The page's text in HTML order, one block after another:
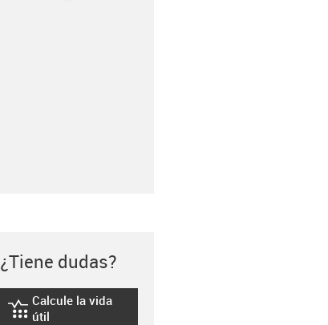
¿Tiene dudas?
igus-icon-lebensdauerrechner
Calcule la vida
útil